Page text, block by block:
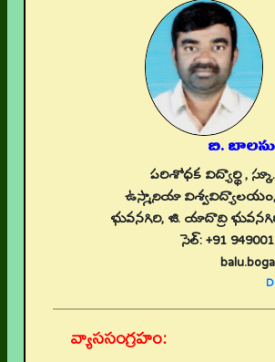
బి.
పరిశోధక విద్యార్థి ,
ఉస్మానియా
భువనగిరి, జి. యాదాద్రి
సెల్: +91
వ్యాససంగ్రహం: